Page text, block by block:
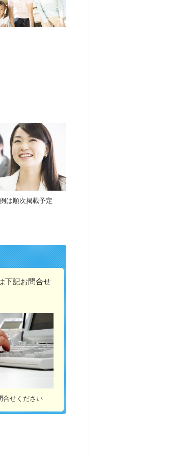
は順次掲載予定
下記お問合せ
合せください